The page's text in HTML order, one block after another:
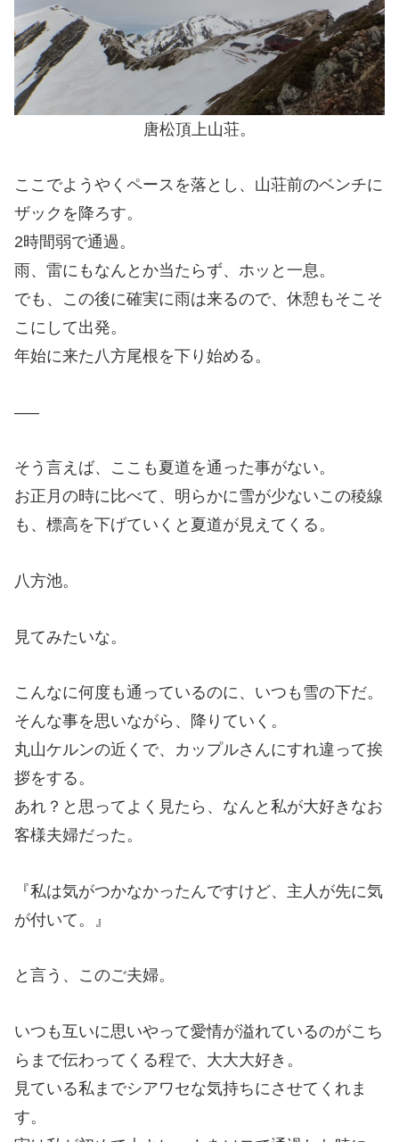
唐松頂上山荘。
ここでようやくペースを落とし、山荘前のベンチに
ザックを降ろす。
2時間弱で通過。
雨、雷にもなんとか当たらず、ホッと一息。
でも、この後に確実に雨は来るので、休憩もそこそ
こにして出発。
年始に来た八方尾根を下り始める。
—–
そう言えば、ここも夏道を通った事がない。
お正月の時に比べて、明らかに雪が少ないこの稜線
も、標高を下げていくと夏道が見えてくる。
八方池。
見てみたいな。
こんなに何度も通っているのに、いつも雪の下だ。
そんな事を思いながら、降りていく。
丸山ケルンの近くで、カップルさんにすれ違って挨
拶をする。
あれ？と思ってよく見たら、なんと私が大好きなお
客様夫婦だった。
『私は気がつかなかったんですけど、主人が先に気
が付いて。』
と言う、このご夫婦。
いつも互いに思いやって愛情が溢れているのがこち
らまで伝わってくる程で、大大大好き。
見ている私までシアワセな気持ちにさせてくれま
す。